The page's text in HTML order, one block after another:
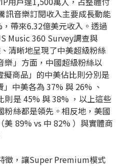
訊音樂訂閱收入主要成長動能
帶來6.32億美元收入。透過
Music 360 Survey調查與
清晰地呈現了中美超級粉絲
樂」方面，中國超級粉絲以
商品」的中美佔比則分別是
中美各為 37% 與 26% 、
則是 45% 與 38% ，以上這些
粉絲都是領先。相反地，美國
89% vs 中 82% ）與實體商
，讓Super Premium模式